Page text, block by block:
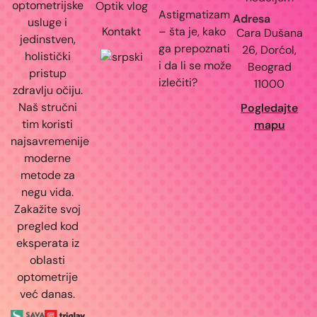
optometrijske
usluge i
jedinstven,
holistički
pristup
zdravlju očiju.
Naš stručni
tim koristi
najsavremenije
moderne
metode za
negu vida.
Zakažite svoj
pregled kod
eksperata iz
oblasti
optometrije
već danas.
Optik vlog
Kontakt
Astigmatizam
– šta je, kako
ga prepoznati
i da li se može
izlečiti?
Adresa
Cara Dušana
26, Dorćol,
Beograd
11000
Pogledajte
mapu